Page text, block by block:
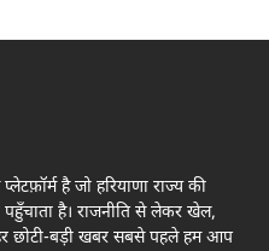
है जो हरियाणा राज्य की
है। राजनीति से लेकर खेल,
छोटी-बड़ी खबर सबसे पहले हम आप